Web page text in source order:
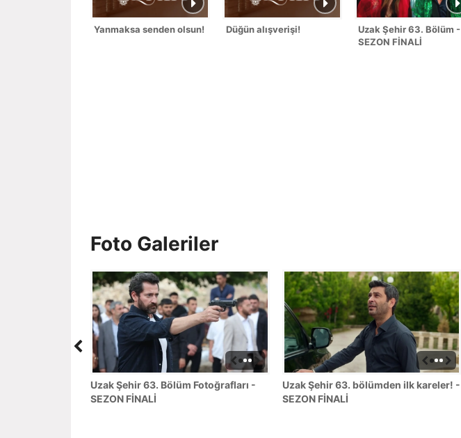
Yanmaksa senden olsun! Düğün alışverişi!
Uzak Şehir 63. Bölüm -
SEZON FİNALİ
Foto Galeriler
Uzak Şehir 63. Bölüm Fotoğrafları -
SEZON FİNALİ
Uzak Şehir 63. bölümden ilk kareler! -
SEZON FİNALİ